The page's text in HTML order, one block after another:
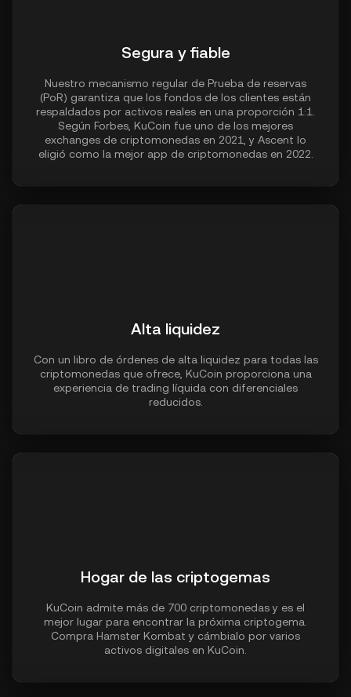
Segura y fiable
Nuestro mecanismo regular de Prueba de reservas
(PoR) garantiza que los fondos de los clientes están
respaldados por activos reales en una proporción 1:1.
Según Forbes, KuCoin fue uno de los mejores
exchanges de criptomonedas en 2021, y Ascent lo
eligió como la mejor app de criptomonedas en 2022.
Alta liquidez
Con un libro de órdenes de alta liquidez para todas las
criptomonedas que ofrece, KuCoin proporciona una
experiencia de trading líquida con diferenciales
reducidos.
Hogar de las criptogemas
KuCoin admite más de 700 criptomonedas y es el
mejor lugar para encontrar la próxima criptogema.
Compra Hamster Kombat y cámbialo por varios
activos digitales en KuCoin.